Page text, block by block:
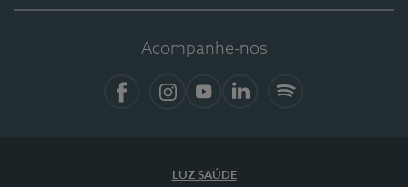
Acompanhe-nos
LUZ SAÚDE